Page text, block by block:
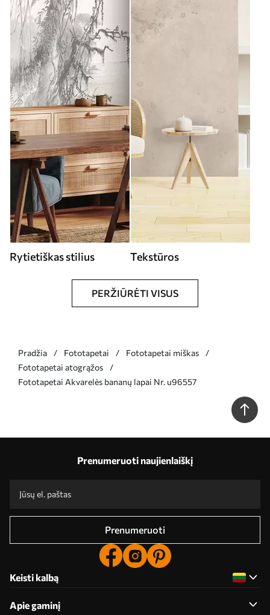
Rytietiškas stilius Tekstūros
PERŽIŪRĖTI VISUS
Pradžia Fototapetai
Fototapetai miškas
Fototapetai atogrąžos
Fototapetai Akvarelės bananų lapai Nr. u96557
Prenumeruoti naujienlaiškį
Prenumeruoti
Keisti kalbą
Apie gaminį